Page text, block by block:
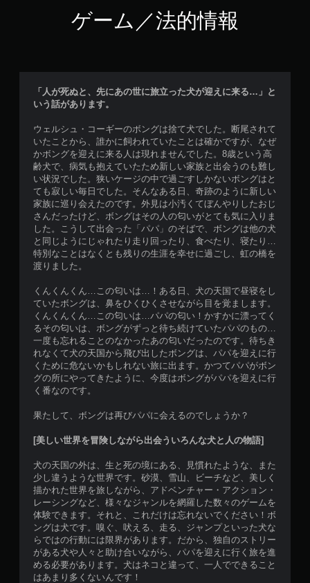
ゲーム／法的情報
「人が死ぬと、先にあの世に旅立った犬が迎えに来る…」と
いう話があります。
ウェルシュ・コーギーのボングは捨て犬でした。断尾されて
いたことから、誰かに飼われていたことは確かですが、なぜ
かボングを迎えに来る人は現れませんでした。8歳という高
齢犬で、病気も抱えていたため新しい家族と出会うのも難し
い状況でした。狭いケージの中で過ごすしかないボングはと
ても寂しい毎日でした。そんなある日、奇跡のように新しい
家族に巡り会えたのです。外見は小汚くてぼんやりしたおじ
さんだったけど、ボングはその人の匂いがとても気に入りま
した。こうして出会った「パパ」のそばで、ボングは他の犬
と同じようにじゃれたり走り回ったり、食べたり、寝たり…
特別なことはなくとも残りの生涯を幸せに過ごし、虹の橋を
渡りました。
くんくんくん…この匂いは…！ある日、犬の天国で昼寝をし
ていたボングは、鼻をひくひくさせながら目を覚まします。
くんくんくん…この匂いは…パパの匂い！かすかに漂ってく
るその匂いは、ボングがずっと待ち続けていたパパのもの…
一度も忘れることのなかったあの匂いだったのです。待ちき
れなくて犬の天国から飛び出したボングは、パパを迎えに行
くために危ないかもしれない旅に出ます。かつてパパがボン
グの所にやってきたように、今度はボングがパパを迎えに行
く番なのです。
果たして、ボングは再びパパに会えるのでしょうか？
[美しい世界を冒険しながら出会ういろんな犬と人の物語]
犬の天国の外は、生と死の境にある、見慣れたような、また
少し違うような世界です。砂漠、雪山、ビーチなど、美しく
描かれた世界を旅しながら、アドベンチャー・アクション・
レーシングなど、様々なジャンルを網羅した数々のゲームを
体験できます。それと、これだけは忘れないでください！ボ
ングは犬です。嗅ぐ、吠える、走る、ジャンプといった犬な
らではの行動には限界があります。だから、独自のストリー
がある犬や人々と助け合いながら、パパを迎えに行く旅を進
める必要があります。犬はネコと違って、一人でできること
はあまり多くないんです！